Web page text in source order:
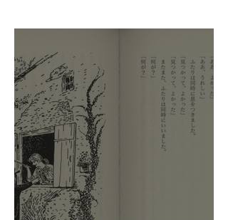
SOLO DOS DÍAS DE SU
LANZAMIENTO